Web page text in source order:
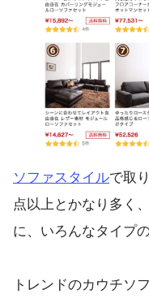
ソファスタイルで取
点以上とかなり多く
に、いろんなタイプ
トレンドのカウチソ